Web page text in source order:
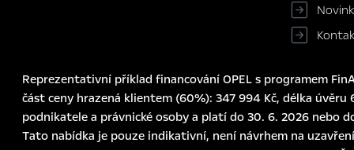
Reprezentativní příklad financování OPEL s programem
část ceny hrazená klientem (60%): 347 994 Kč, délka
podnikatele a právnické osoby a platí do 30. 6. 2026 nebo
Tato nabídka je pouze indikativní, není návrhem na